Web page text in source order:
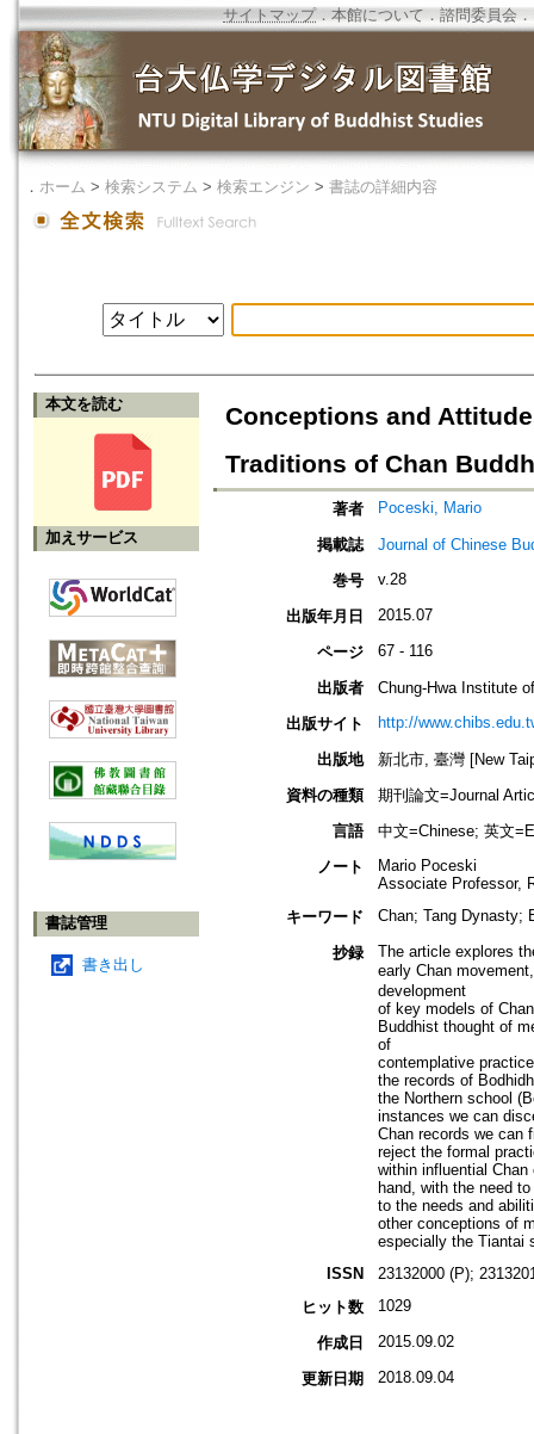
サイトマップ．本館について ． 諮問委員会 ．
． ホーム > 検索システム > 検索エンジン > 書誌の詳細内容
本文を読む
加えサービス
書誌管理
書き出し
Conceptions and
Traditions of Chan
著者 Poceski, Mario
掲載誌
Journal of Chinese
巻号
v.28
出版年月日 2015.07
ページ 67 - 116
出版者
Chung-Hwa Institute
出版サイト
http://
出版地
新北市, 臺灣 [New
資料の種類
期刊論文=Journal
言語
中文=Chinese; 英文
ノート
Mario Poceski
Associate Professor,
キーワード
Chan; Tang Dynasty;
抄録
The article explores
early Chan
development
of key models of
Buddhist thought of
of
contemplative
the records of
the Northern school
instances we can
Chan records we can
reject the formal
within influential
hand, with the need
to the needs and
other conceptions of
especially the Tiantai
ISSN
23132000 (P);
ヒット数
1029
作成日 2015.09.02
更新日期 2018.09.04